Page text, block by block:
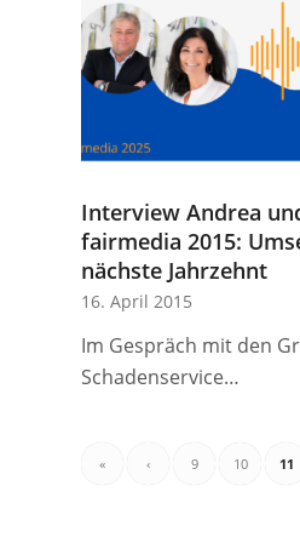
Interview Andrea
fairmedia 2015:
nächste Jahrzehnt
16. April 2015
Im Gespräch mit den
Schadenservice…
« ‹ 9 10 11